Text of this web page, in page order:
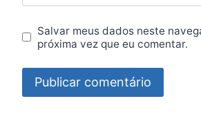
Salvar meus dados neste
próxima vez que eu comentar.